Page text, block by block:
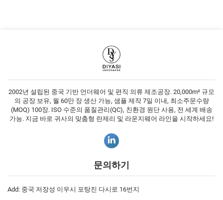
2002년 설립된 중국 기반 언더웨어 및 편직 의류 제조공장. 20,000m² 규모
의 공장 보유, 월 60만 장 생산 가능, 샘플 제작 7일 이내, 최소주문수량
(MOQ) 100장. ISO 수준의 품질관리(QC), 친환경 원단 사용, 전 세계 배송
가능. 지금 바로 귀사의 맞춤형 란제리 및 라운지웨어 라인을 시작하세요!
문의하기
Add: 중국 저장성 이우시 포탕진 다시로 16번지